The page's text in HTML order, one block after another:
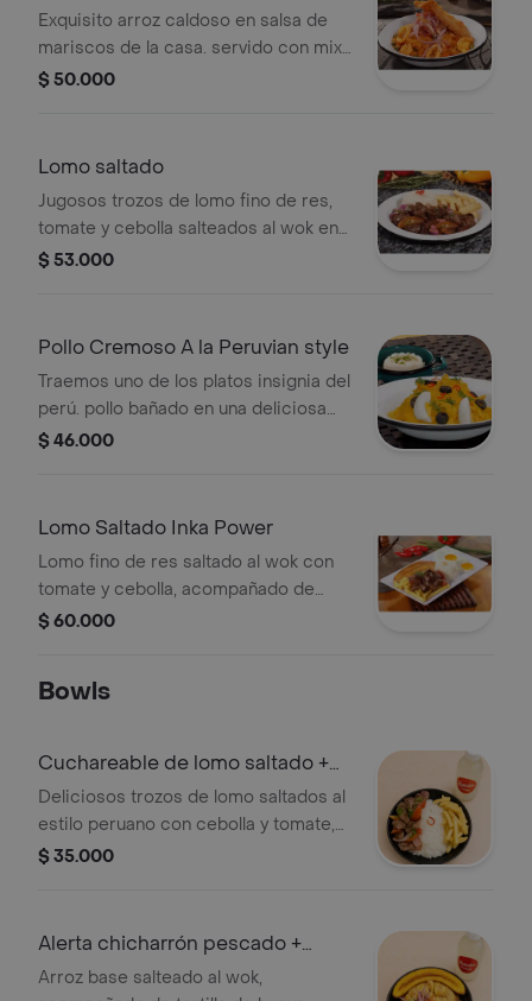
de ají para darle el toque perfecto.
Exquisito arroz caldoso en salsa de
mariscos de la casa. servido con mix
de camarones, calamar y pescado
$ 50.000
Lomo saltado
Jugosos trozos de lomo fino de res,
tomate y cebolla salteados al wok en
salsa de vinagre y soya. acompañado
peruano. .
$ 53.000
Pollo Cremoso A la Peruvian style
Traemos uno de los platos insignia del
perú. pollo bañado en una deliciosa
crema de ají amarillo, servido sobre
$ 46.000
Lomo Saltado Inka Power
Lomo fino de res saltado al wok con
tomate y cebolla, acompañado de
papa francesa, huevos fritos y dulces
$ 60.000
Bowls
Cuchareable de lomo saltado +
Bebida
Deliciosos trozos de lomo saltados al
estilo peruano con cebolla y tomate,
acompañados de papas crocantes y
te damos una bebida limonada natural
$ 35.000
Alerta chicharrón pescado +
Bebida
Arroz base salteado al wok,